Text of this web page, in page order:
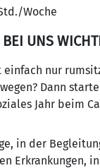
Woche
UNS
nur
Dann
Jahr beim
in der
Erkrankungen,